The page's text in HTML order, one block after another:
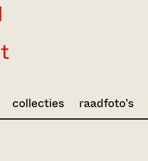
collecties raadfoto's